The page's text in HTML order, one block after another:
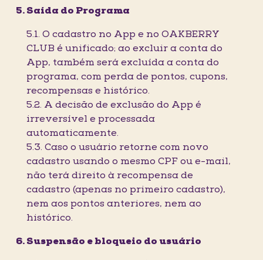
Saída do Programa
5.1. O cadastro no App e no OAKBERRY
CLUB é unificado; ao excluir a conta do
App, também será excluída a conta do
programa, com perda de pontos, cupons,
recompensas e histórico.
5.2. A decisão de exclusão do App é
irreversível e processada
automaticamente.
5.3. Caso o usuário retorne com novo
cadastro usando o mesmo CPF ou e-mail,
não terá direito à recompensa de
cadastro (apenas no primeiro cadastro),
nem aos pontos anteriores, nem ao
histórico.
Suspensão e bloqueio do usuário